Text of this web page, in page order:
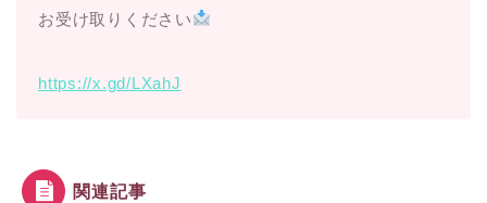
お受け取りください
https://x.gd/LXahJ
関連記事